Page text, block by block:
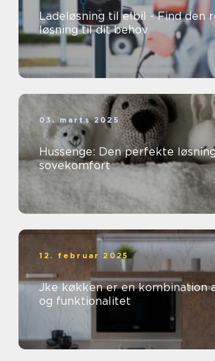
Ladeløsning til elbil - Find den
løsning til dit behov
03. marts 2025
Hussenge: Den perfekte
sovekomfort
12. februar 2025
Jke køkken er en kombination
og funktionalitet